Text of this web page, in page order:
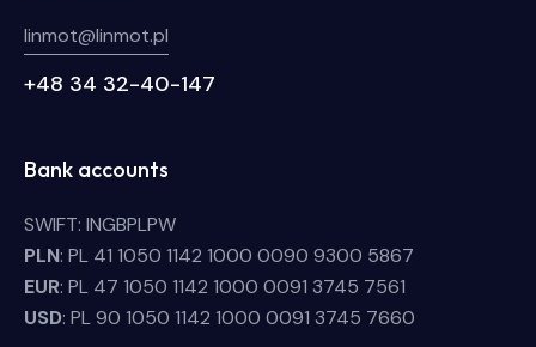
linmot@linmot.pl
+48 34 32-40-147
Bank accounts
SWIFT: INGBPLPW
PLN: PL 41 1050 1142 1000 0090 9300 5867
EUR: PL 47 1050 1142 1000 0091 3745 7561
USD: PL 90 1050 1142 1000 0091 3745 7660